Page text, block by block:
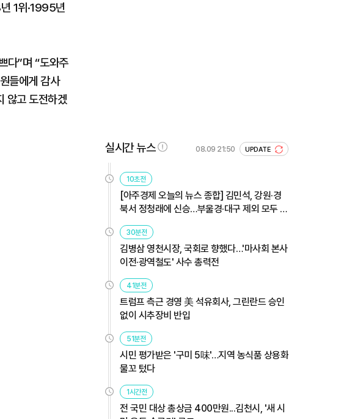
1위·1995년
다”며 “도와주
들에게 감사
않고 도전하겠
실시간 뉴스 08.09 21:50 UPDATE
10초전
[아주경제 오늘의 뉴스 종합] 김민석, 강원·경
북서 정청래에 신승…부울경·대구 제외 모두 웃
었다 外
30분전
김병삼 영천시장, 국회로 향했다…'마사회 본사
이전·광역철도' 사수 총력전
41분전
트럼프 측근 경영 美 석유회사, 그린란드 승인
없이 시추장비 반입
51분전
시민 평가받은 '구미 5味'…지역 농식품 상용화
물꼬 텄다
1시간전
전 국민 대상 총상금 400만원...김천시, '새 시